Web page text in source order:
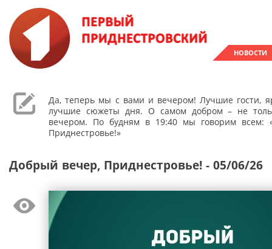
НОВОСТИ
Да, теперь мы с вами и вечером! Лучшие гости,
лучшие сюжеты дня. О самом добром – не
вечером. По будням в 19:40 мы говорим всем:
Приднестровье!»
Добрый вечер, Приднестровье! - 05/06/26